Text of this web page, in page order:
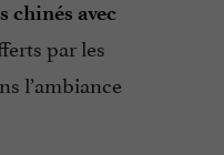
chinés avec
par les
l’ambiance